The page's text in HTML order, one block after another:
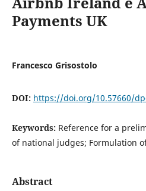
Payments UK
Francesco Grisostolo
DOI: https://doi.org/10.57660/
Keywords: Reference for a
of national judges; Formulation
Abstract